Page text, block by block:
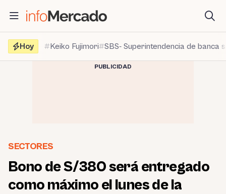
contenido
Hoy
Keiko Fujimori SBS- Superintendencia de banca
PUBLICIDAD
SECTORES
Bono de S/380 será entregado
como máximo el lunes de la